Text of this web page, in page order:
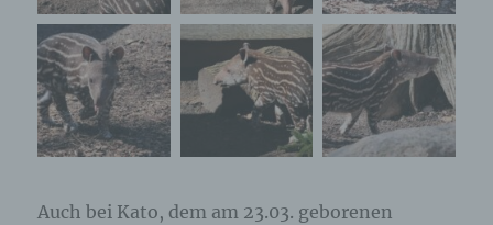
Auch bei Kato, dem am 23.03. geborenen